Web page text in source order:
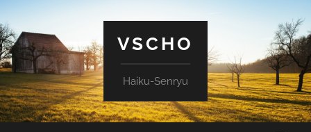
VSCHO
Haiku-Senryu